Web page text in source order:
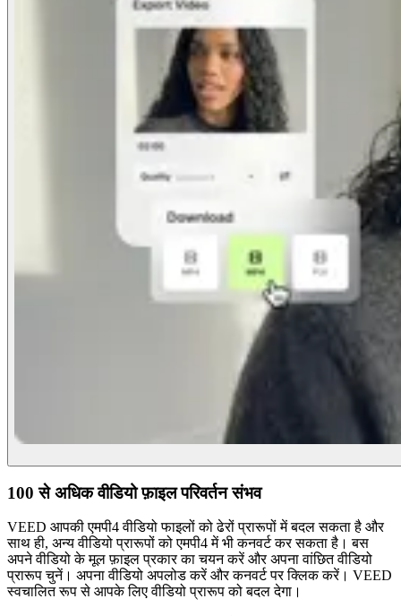
100 से अधिक वीडियो फ़ाइल परिवर्तन संभव
VEED आपकी एमपी4 वीडियो फाइलों को ढेरों प्रारूपों में बदल सकता है और
साथ ही, अन्य वीडियो प्रारूपों को एमपी4 में भी कनवर्ट कर सकता है। बस
अपने वीडियो के मूल फ़ाइल प्रकार का चयन करें और अपना वांछित वीडियो
प्रारूप चुनें। अपना वीडियो अपलोड करें और कनवर्ट पर क्लिक करें। VEED
स्वचालित रूप से आपके लिए वीडियो प्रारूप को बदल देगा।